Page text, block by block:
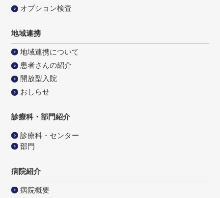
オプション検査
地域連携
地域連携について
患者さんの紹介
開放型入院
おしらせ
診療科・部門紹介
診療科・センター
部門
病院紹介
病院概要